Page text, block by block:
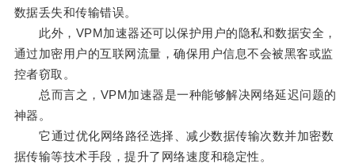
数据丢失和传输错误。
此外，VPM加速器还可以保护用户的隐私和数据安全，
通过加密用户的互联网流量，确保用户信息不会被黑客或监
控者窃取。
总而言之，VPM加速器是一种能够解决网络延迟问题的
神器。
它通过优化网络路径选择、减少数据传输次数并加密数
据传输等技术手段，提升了网络速度和稳定性。